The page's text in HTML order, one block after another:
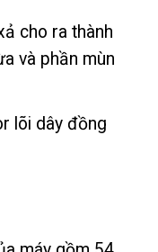
cho ra thành
và phần mùn
lõi dây đồng